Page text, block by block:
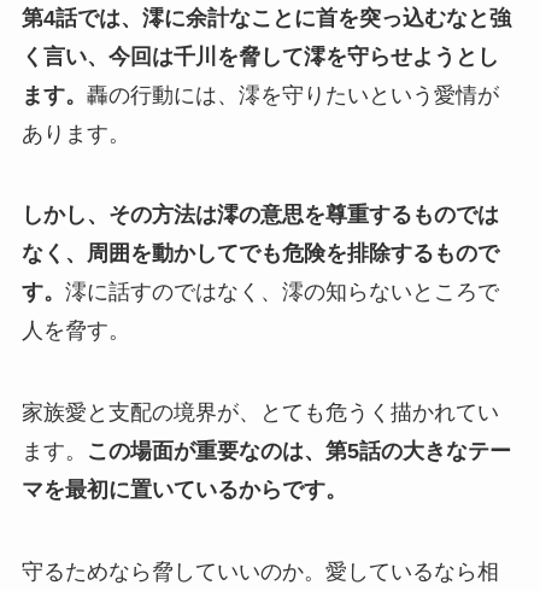
第4話では、澪に余計なことに首を突っ込むなと強
く言い、今回は千川を脅して澪を守らせようとし
ます。 轟の行動には、澪を守りたいという愛情が
あります。
しかし、その方法は澪の意思を尊重するものでは
なく、周囲を動かしてでも危険を排除するもので
す。 澪に話すのではなく、澪の知らないところで
人を脅す。
家族愛と支配の境界が、とても危うく描かれてい
ます。
この場面が重要なのは、第5話の大きなテー
マを最初に置いているからです。
守るためなら脅していいのか。愛しているなら相